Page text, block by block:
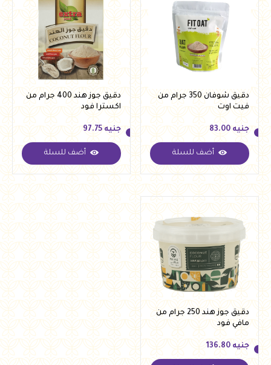
دقيق شوفان 350 جرام من
فيت اوت
جنيه
جنيه 83.00
أضف للسلة
دقيق جوز هند 400 جرام من
اكسترا فود
جنيه
جنيه 97.75
أضف للسلة
دقيق جوز هند 250 جرام من
مافي فود
جنيه 136.80